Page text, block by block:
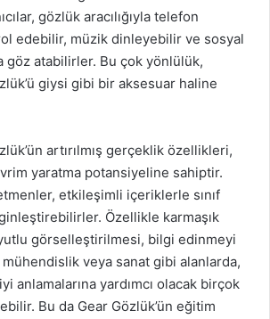
gözlük aracılığıyla telefon
edebilir, müzik dinleyebilir ve sosyal
göz atabilirler. Bu çok yönlülük,
giysi gibi bir aksesuar haline
artırılmış gerçeklik özellikleri,
yaratma potansiyeline sahiptir.
etkileşimli içeriklerle sınıf
Özellikle karmaşık
görselleştirilmesi, bilgi edinmeyi
mühendislik veya sanat gibi alanlarda,
anlamalarına yardımcı olacak birçok
Bu da Gear Gözlük’ün eğitim